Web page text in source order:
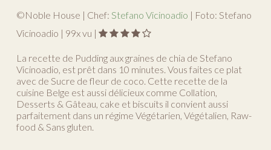
©Noble House | Chef: Stefano Vicinoadio | Foto: Stefano
Vicinoadio | 99x vu |
La recette de Pudding aux graines de chia de Stefano
Vicinoadio, est prêt dans 10 minutes. Vous faites ce plat
avec de Sucre de fleur de coco. Cette recette de la
cuisine Belge est aussi délicieux comme Collation,
Desserts & Gâteau, cake et biscuits il convient aussi
parfaitement dans un régime Végétarien, Végétalien, Raw-
food & Sans gluten.